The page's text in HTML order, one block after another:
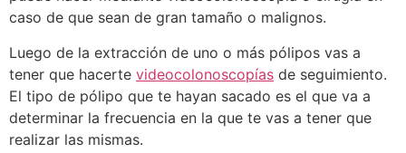
caso de que sean de gran tamaño o malignos.
Luego de la extracción de uno o más pólipos vas a
tener que hacerte videocolonoscopías de seguimiento.
El tipo de pólipo que te hayan sacado es el que va a
determinar la frecuencia en la que te vas a tener que
realizar las mismas.